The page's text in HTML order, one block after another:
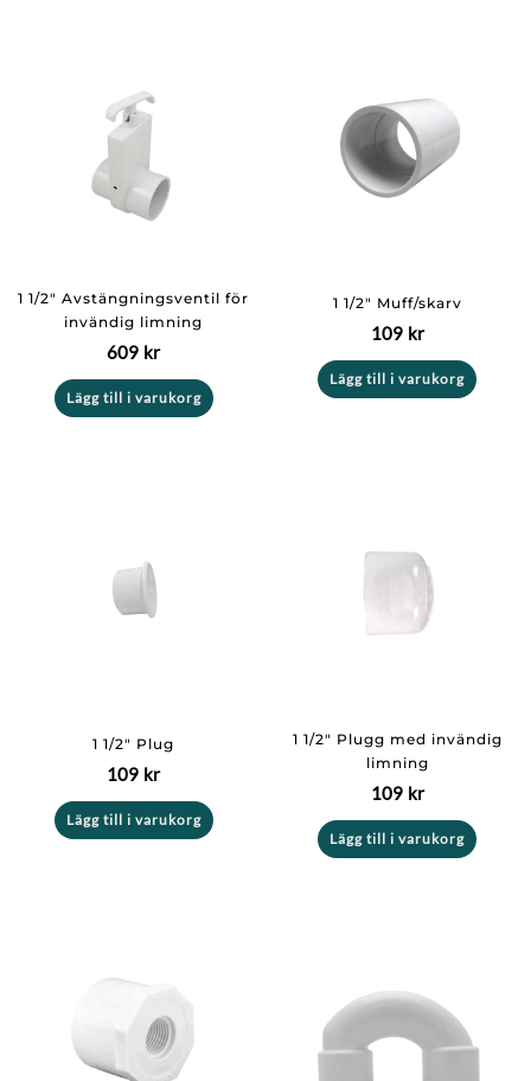
1 1/2″ Avstängningsventil för
invändig limning
609 kr
Lägg till i varukorg
1 1/2″ Muff/skarv
109 kr
Lägg till i varukorg
1 1/2″ Plug
109 kr
Lägg till i varukorg
1 1/2″ Plugg med invändig
limning
109 kr
Lägg till i varukorg